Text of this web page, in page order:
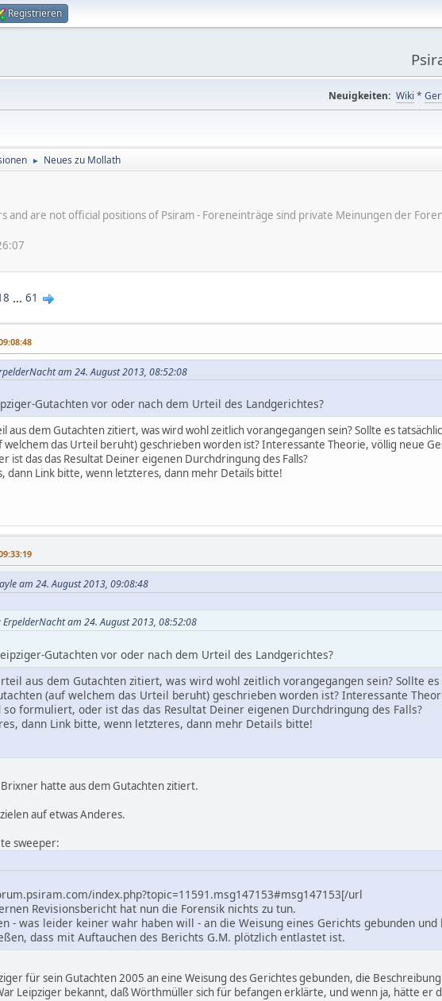
Registrieren
Neuigkeiten: Wiki *
► Neues zu Mollath
and are not official positions of Psiram - Foreneinträge sind private Meinungen der
... 61
am 24. August 2013, 08:52:08
Gutachten vor oder nach dem Urteil des Landgerichtes?
aus dem Gutachten zitiert, was wird wohl zeitlich vorangegangen sein? Sollte es
welchem das Urteil beruht) geschrieben worden ist? Interessante Theorie, völlig neue
ist das das Resultat Deiner eigenen Durchdringung des Falls?
dann Link bitte, wenn letzteres, dann mehr Details bitte!
am 24. August 2013, 09:08:48
am 24. August 2013, 08:52:08
Gutachten vor oder nach dem Urteil des Landgerichtes?
aus dem Gutachten zitiert, was wird wohl zeitlich vorangegangen sein? Sollte
(auf welchem das Urteil beruht) geschrieben worden ist? Interessante
formuliert, oder ist das das Resultat Deiner eigenen Durchdringung des Falls?
dann Link bitte, wenn letzteres, dann mehr Details bitte!
hatte aus dem Gutachten zitiert.
auf etwas Anderes.
sweeper:
index.php?topic=11591.msg147153#msg147153[/url
Revisionsbericht hat nun die Forensik nichts zu tun.
- was leider keiner wahr haben will - an die Weisung eines Gerichts gebunden
dass mit Auftauchen des Berichts G.M. plötzlich entlastet ist.
für sein Gutachten 2005 an eine Weisung des Gerichtes gebunden, die
Leipziger bekannt, daß Wörthmüller sich für befangen erklärte, und wenn ja, hätte er